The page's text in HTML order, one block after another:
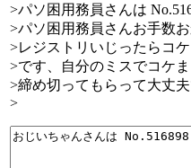
>パソ困用務員さんは
>パソ困用務員さんお手数お
>レジストリいじったらコ
>です、自分のミスでコケま
>締め切ってもらって大丈
>